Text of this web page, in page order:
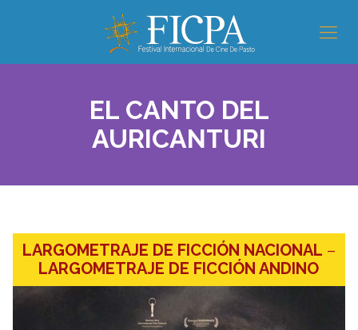
EL CANTO DEL
AURICANTURI
LARGOMETRAJE DE FICCIÓN NACIONAL –
LARGOMETRAJE DE FICCIÓN ANDINO